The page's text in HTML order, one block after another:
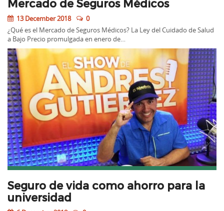
Mercado de Seguros Médicos
13 December 2018
0
¿Qué es el Mercado de Seguros Médicos? La Ley del Cuidado de Salud
a Bajo Precio promulgada en enero de…
Seguro de vida como ahorro para la
universidad